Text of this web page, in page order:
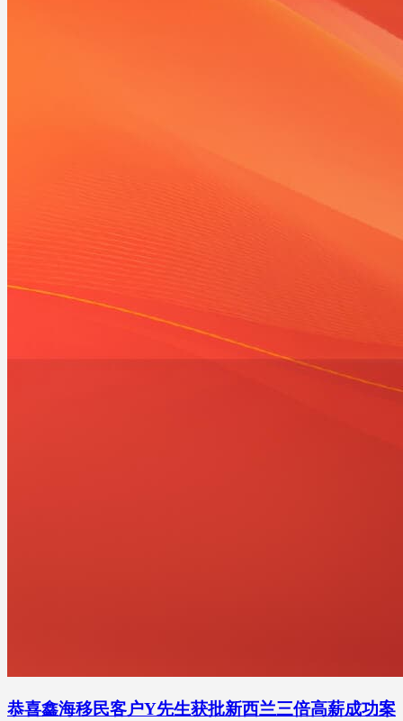
恭喜鑫海移民客户Y先生获批新西兰三倍高薪成功案